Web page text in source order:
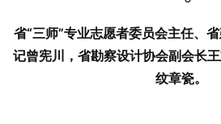
省“三师”专业志愿者委员会主任、
记曾宪川，省勘察设计协会副会长
纹章瓷。